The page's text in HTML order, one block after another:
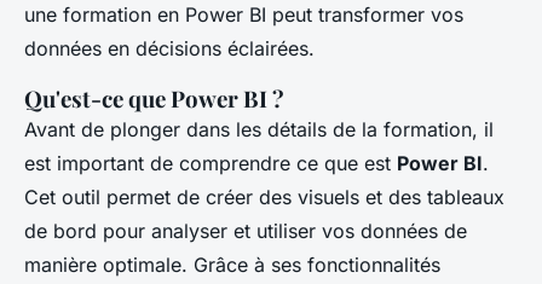
une formation en Power BI peut transformer vos
données en décisions éclairées.
Qu'est-ce que Power BI ?
Avant de plonger dans les détails de la formation, il
est important de comprendre ce que est Power BI.
Cet outil permet de créer des visuels et des tableaux
de bord pour analyser et utiliser vos données de
manière optimale. Grâce à ses fonctionnalités